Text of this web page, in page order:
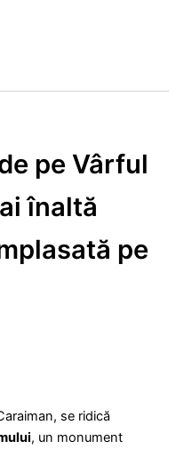
pe Vârful
înaltă
pe
se ridică
, un monument